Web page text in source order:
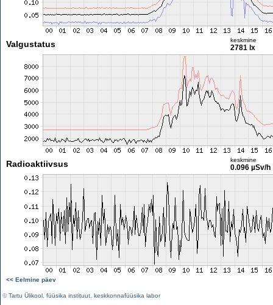
Valgustatus keskmine
2781 lx
Radioaktiivsus keskmine
0.096 µSv/h
<< Eelmine päev
©Tartu Ülikool füüsika instituut keskkonnafüüsika labor